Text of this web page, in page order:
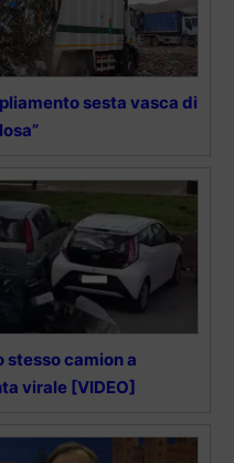
sesta vasca di
camion a
virale [VIDEO]